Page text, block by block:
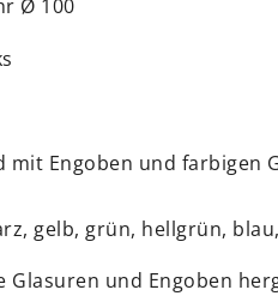
Ø 100
Engoben und farbigen
gelb, grün, hellgrün,
und Engoben